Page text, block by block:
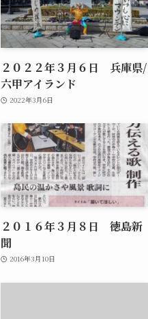
２０２２年３月６日 兵庫県/
六甲アイランド
2022年3月6日
２０１６年３月８日 徳島新
聞
2016年3月10日